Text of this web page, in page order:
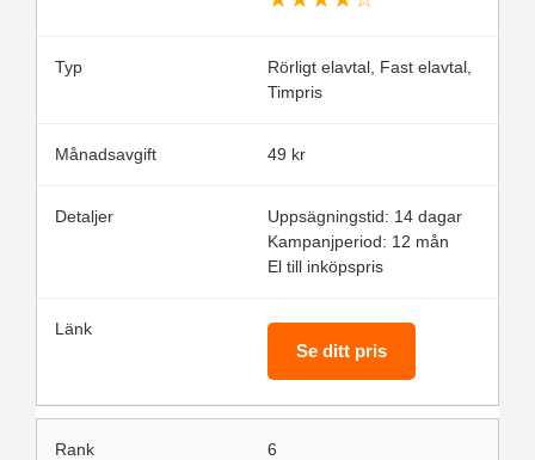
Rörligt elavtal, Fast elavtal,
Timpris
49 kr
Uppsägningstid: 14 dagar
Kampanjperiod: 12 mån
El till inköpspris
Se ditt pris
6